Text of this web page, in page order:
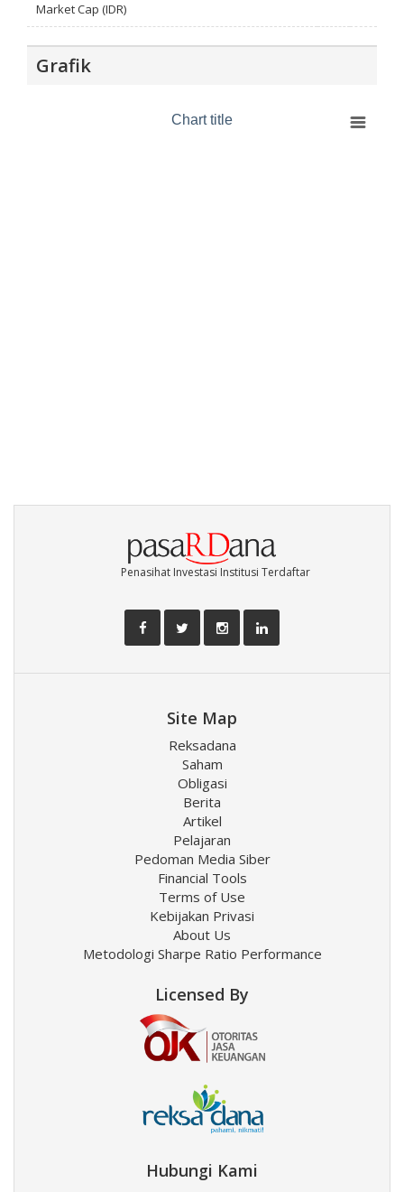
Market Cap (IDR)
Grafik
Chart title
Penasihat Investasi Institusi Terdaftar
Site Map
Reksadana
Saham
Obligasi
Berita
Artikel
Pelajaran
Pedoman Media Siber
Financial Tools
Terms of Use
Kebijakan Privasi
About Us
Metodologi Sharpe Ratio Performance
Licensed By
Hubungi Kami